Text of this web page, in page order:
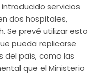
servicios
dos hospitales,
Se prevé utilizar esto
pueda replicarse
del país, como las
que el Ministerio